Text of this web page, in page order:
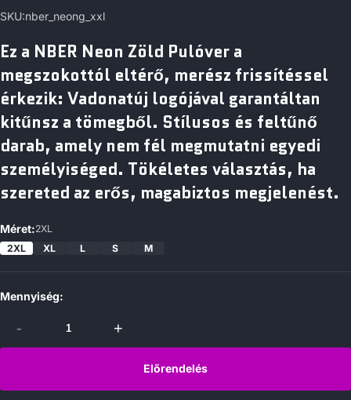
SKU:nber_neong_xxl
Ez a NBER Neon Zöld Pulóver a
megszokottól eltérő, merész frissítéssel
érkezik: Vadonatúj logójával garantáltan
kitűnsz a tömegből. Stílusos és feltűnő
darab, amely nem fél megmutatni egyedi
személyiséged. Tökéletes választás, ha
szereted az erős, magabiztos megjelenést.
Méret:2XL
2XL
XL L S M
Mennyiség:
- +
Előrendelés